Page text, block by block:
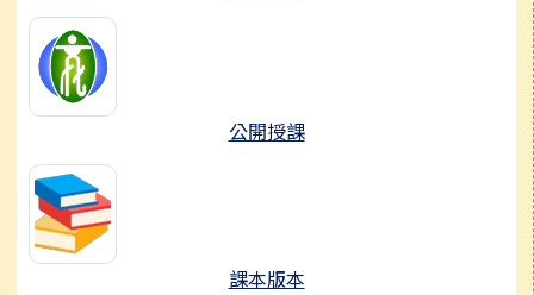
公開授課
課本版本